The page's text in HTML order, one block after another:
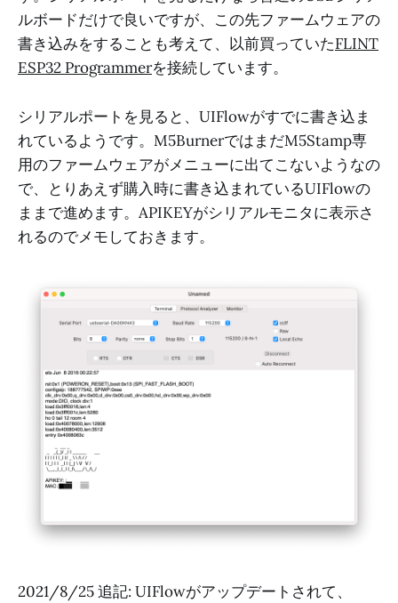
ルボードだけで良いですが、この先ファームウェアの
書き込みをすることも考えて、以前買っていたFLINT
ESP32 Programmerを接続しています。
シリアルポートを見ると、UIFlowがすでに書き込ま
れているようです。M5BurnerではまだM5Stamp専
用のファームウェアがメニューに出てこないようなの
で、とりあえず購入時に書き込まれているUIFlowの
ままで進めます。APIKEYがシリアルモニタに表示さ
れるのでメモしておきます。
2021/8/25 追記: UIFlowがアップデートされて、